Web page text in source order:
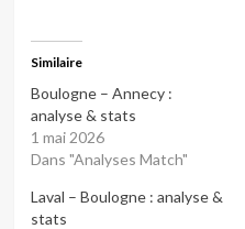
Similaire
Boulogne – Annecy :
analyse & stats
1 mai 2026
Dans "Analyses Match"
Laval – Boulogne : analyse &
stats